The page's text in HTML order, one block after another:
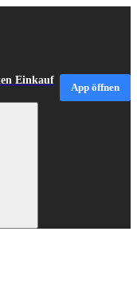
Einkauf
App öffnen